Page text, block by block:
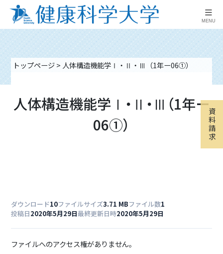
≡
MENU
資
料
請
求
トップページ> 人体構造機能学Ⅰ・Ⅱ・Ⅲ（1年ー06①）
人体構造機能学Ⅰ・Ⅱ・Ⅲ（1年ー
06①）
ダウンロード10ファイルサイズ3.71 MBファイル数1
投稿日2020年5月29日最終更新日時2020年5月29日
ファイルへのアクセス権がありません。